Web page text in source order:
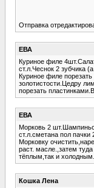
Отправка
ЕВА
Куриное филе
ст.л.Чеснок 2 зубчика
Куриное филе
золотистости.Цедру
порезать
ЕВА
Морковь 2
ст.л.сметана пол пачки
Морковку
раст. масле.,затем
тёплым,так и холодным.
Кошка Лена